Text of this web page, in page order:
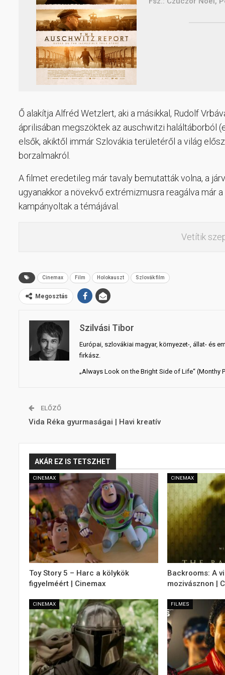
Ő alakítja Alfréd Wetzlert, aki a másikkal, Rudolf
áprilisában megszöktek az auschwitzi haláltáborból
elsők, akiktől immár Szlovákia területéről a világ
borzalmakról.
A filmet eredetileg már tavaly bemutatták volna, a
ugyanakkor a növekvő extrémizmusra reagálva már
kampányoltak a témájával.
Vetítik
Cinemax Film Holokauszt Szlovák film
Megosztás
Szilvási Tibor
Európai, szlovákiai magyar, környezet-, állat- és
firkász.
„Always Look on the Bright Side of Life“ (Monthy
ELŐZŐ
Vida Réka gyurmaságai | Havi kreatív
AKÁR EZ IS TETSZHET
CINEMAX
Toy Story 5 – Harc a kölykök
figyelméért | Cinemax
CINEMAX
Backrooms: A
mozivásznon |
CINEMAX FILMES